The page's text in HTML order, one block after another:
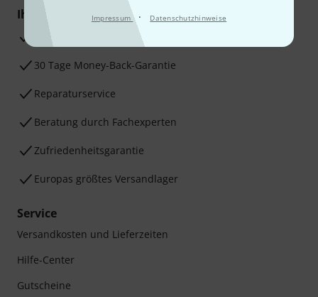
Impressum · Datenschutzhinweise
Ihre Vorteile
3 Jahre Thomann Garantie
30 Tage Money-Back-Garantie
Reparaturservice
Beratung durch Fachexperten
Zufriedenheitsgarantie
Europas größtes Versandlager
Service
Versandkosten und Lieferzeiten
Hilfe-Center
Gutscheine